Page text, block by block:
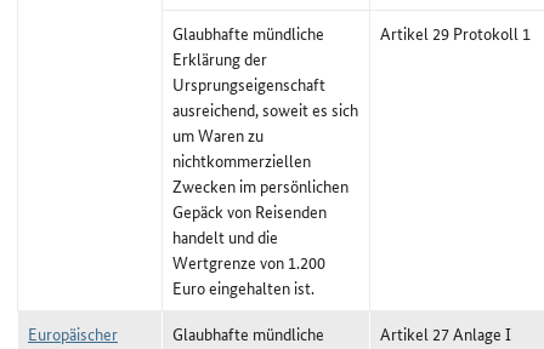
Glaubhafte mündliche
Erklärung der
Ursprungseigenschaft
ausreichend, soweit es sich
um Waren zu
nichtkommerziellen
Zwecken im persönlichen
Gepäck von Reisenden
handelt und die
Wertgrenze von 1.200
Euro eingehalten ist.
Artikel 29 Protokoll 1
Europäischer
Glaubhafte mündliche
Artikel 27 Anlage I